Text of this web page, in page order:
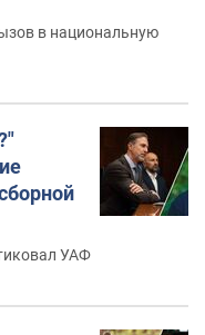
в национальную
УАФ